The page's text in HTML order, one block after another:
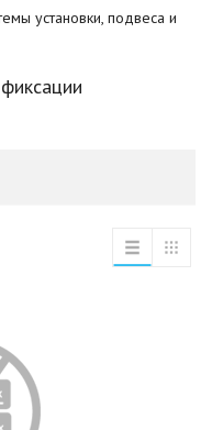
установки, подвеса и